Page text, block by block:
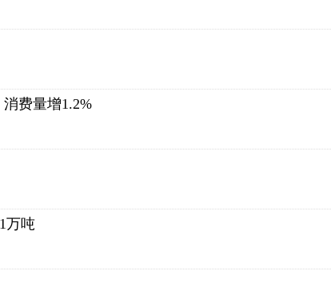
费量增1.2%
万吨